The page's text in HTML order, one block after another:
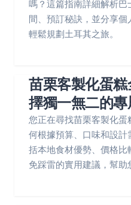
嗎？這篇指南詳細解析
間、預訂秘訣，並分享
輕鬆規劃土耳其之旅。
苗栗客製化蛋
擇獨一無二的
您正在尋找苗栗客製化
何根據預算、口味和設
括本地食材優勢、價格
免踩雷的實用建議，幫助